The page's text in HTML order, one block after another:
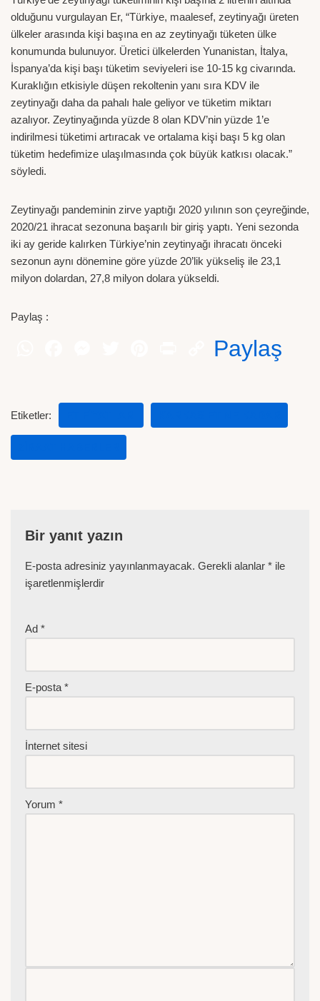
olduğunu vurgulayan Er, “Türkiye, maalesef, zeytinyağı üreten
ülkeler arasında kişi başına en az zeytinyağı tüketen ülke
konumunda bulunuyor. Üretici ülkelerden Yunanistan, İtalya,
İspanya’da kişi başı tüketim seviyeleri ise 10-15 kg civarında.
Kuraklığın etkisiyle düşen rekoltenin yanı sıra KDV ile
zeytinyağı daha da pahalı hale geliyor ve tüketim miktarı
azalıyor. Zeytinyağında yüzde 8 olan KDV’nin yüzde 1’e
indirilmesi tüketimi artıracak ve ortalama kişi başı 5 kg olan
tüketim hedefimize ulaşılmasında çok büyük katkısı olacak.”
söyledi.
Zeytinyağı pandeminin zirve yaptığı 2020 yılının son çeyreğinde,
2020/21 ihracat sezonuna başarılı bir giriş yaptı. Yeni sezonda
iki ay geride kalırken Türkiye’nin zeytinyağı ihracatı önceki
sezonun aynı dönemine göre yüzde 20’lik yükseliş ile 23,1
milyon dolardan, 27,8 milyon dolara yükseldi.
Paylaş :
Paylaş
Etiketler:
Bir yanıt yazın
E-posta adresiniz yayınlanmayacak. Gerekli alanlar * ile
işaretlenmişlerdir
Ad *
E-posta *
İnternet sitesi
Yorum *